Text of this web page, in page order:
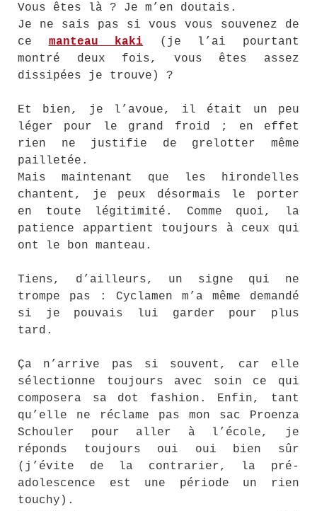
Vous êtes là ? Je m’en doutais.
Je ne sais pas si vous vous souvenez de
ce manteau kaki (je l’ai pourtant
montré deux fois, vous êtes assez
dissipées je trouve) ?
Et bien, je l’avoue, il était un peu
léger pour le grand froid ; en effet
rien ne justifie de grelotter même
pailletée.
Mais maintenant que les hirondelles
chantent, je peux désormais le porter
en toute légitimité. Comme quoi, la
patience appartient toujours à ceux qui
ont le bon manteau.
Tiens, d’ailleurs, un signe qui ne
trompe pas : Cyclamen m’a même demandé
si je pouvais lui garder pour plus
tard.
Ça n’arrive pas si souvent, car elle
sélectionne toujours avec soin ce qui
composera sa dot fashion. Enfin, tant
qu’elle ne réclame pas mon sac Proenza
Schouler pour aller à l’école, je
réponds toujours oui oui bien sûr
(j’évite de la contrarier, la pré-
adolescence est une période un rien
touchy).